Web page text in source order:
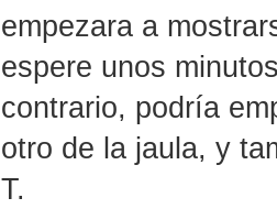
empezara a
espere unos
contrario, podría
otro de la jaula, y
T.